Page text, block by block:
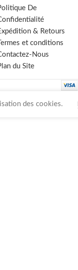
De
& Retours
et conditions
Nous
du Site
des cookies.